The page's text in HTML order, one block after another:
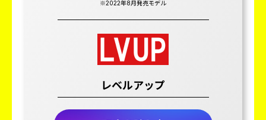
※2022年8月発売モデル
レベルアップ